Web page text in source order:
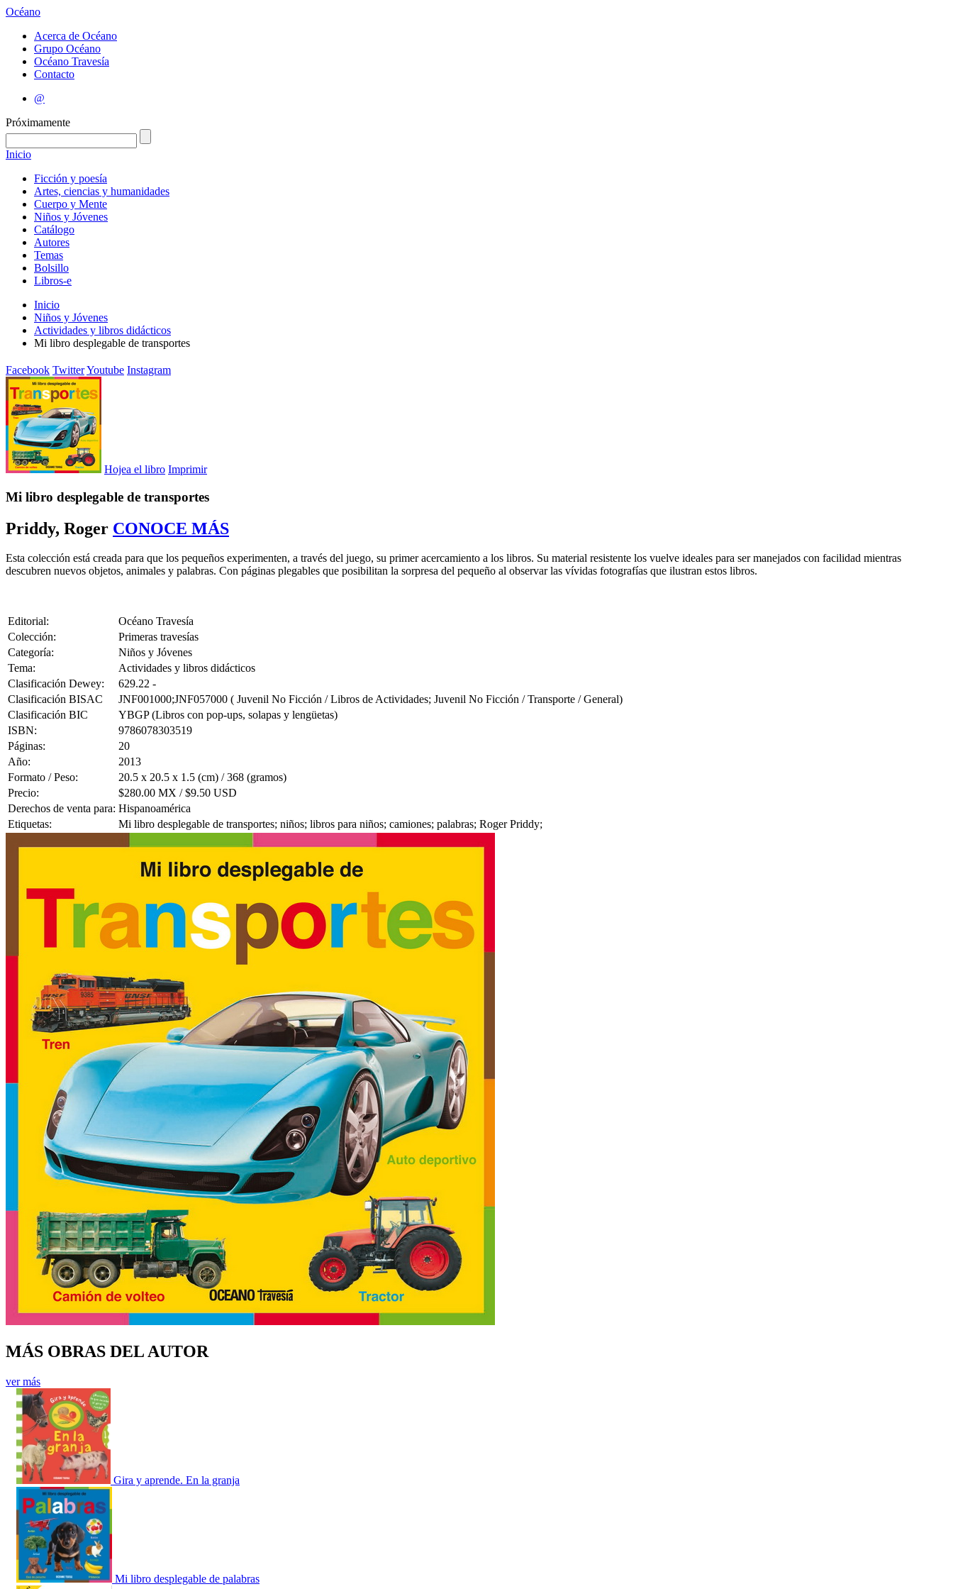
Océano
Acerca de Océano
Grupo Océano
Océano Travesía
Contacto
@
Próximamente
Inicio
Ficción y poesía
Artes, ciencias y humanidades
Cuerpo y Mente
Niños y Jóvenes
Catálogo
Autores
Temas
Bolsillo
Libros-e
Inicio
Niños y Jóvenes
Actividades y libros didácticos
Mi libro desplegable de transportes
Facebook TwitterYoutube Instagram
Hojea el libro Imprimir
Mi libro desplegable de transportes
Priddy, Roger CONOCE MÁS
Esta colección está creada para que los pequeños experimenten, a través del juego, su primer acercamiento a los libros. Su material resistente los vuelve ideales para ser manejados con facilidad mientras
descubren nuevos objetos, animales y palabras. Con páginas plegables que posibilitan la sorpresa del pequeño al observar las vívidas fotografías que ilustran estos libros.
Editorial:
Océano Travesía
Colección:
Primeras travesías
Categoría:
Niños y Jóvenes
Tema:
Actividades y libros didácticos
Clasificación Dewey:
629.22 -
Clasificación BISAC
JNF001000;JNF057000 ( Juvenil No Ficción / Libros de Actividades; Juvenil No Ficción / Transporte / General)
Clasificación BIC
YBGP (Libros con pop-ups, solapas y lengüetas)
ISBN:
9786078303519
Páginas:
20
Año:
2013
Formato / Peso:
20.5 x 20.5 x 1.5 (cm) / 368 (gramos)
Precio:
$280.00 MX / $9.50 USD
Derechos de venta para: Hispanoamérica
Etiquetas:
Mi libro desplegable de transportes; niños; libros para niños; camiones; palabras; Roger Priddy;
MÁS OBRAS DEL AUTOR
ver más
Gira y aprende. En la granja
Mi libro desplegable de palabras